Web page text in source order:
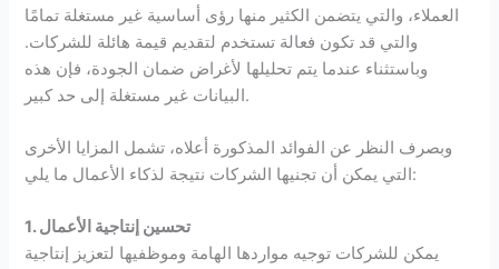
العملاء، والتي يتضمن الكثير منها رؤى أساسية غير مستغلة تمامًا
والتي قد تكون فعالة تستخدم لتقديم قيمة هائلة للشركات.
وباستثناء عندما يتم تحليلها لأغراض ضمان الجودة، فإن هذه
البيانات غير مستغلة إلى حد كبير.
وبصرف النظر عن الفوائد المذكورة أعلاه، تشمل المزايا الأخرى
التي يمكن أن تجنيها الشركات نتيجة لذكاء الأعمال ما يلي:
1. تحسين إنتاجية الأعمال
يمكن للشركات توجيه مواردها الهامة وموظفيها لتعزيز إنتاجية